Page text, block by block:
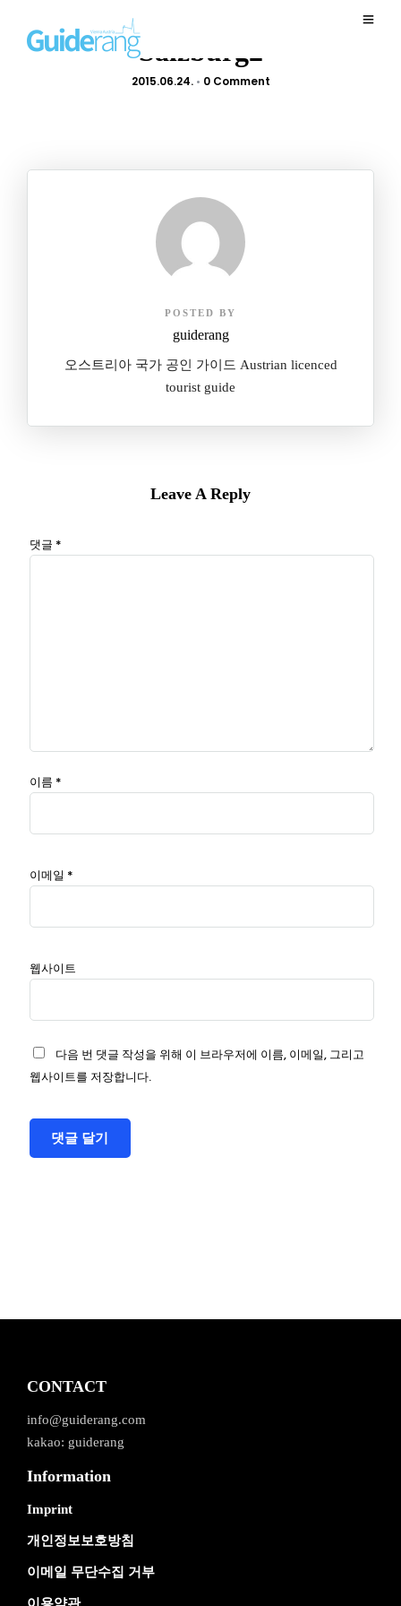
Salzburg2
2015.06.24. • 0 Comment
POSTED BY
guiderang
오스트리아 국가 공인 가이드 Austrian licenced
tourist guide
Leave A Reply
댓글 *
이름 *
이메일 *
웹사이트
다음 번 댓글 작성을 위해 이 브라우저에 이름, 이메일, 그리고
웹사이트를 저장합니다.
CONTACT
info@guiderang.com
kakao: guiderang
Information
Imprint
개인정보보호방침
이메일 무단수집 거부
이용약관